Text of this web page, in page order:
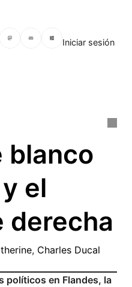
Iniciar sesión
blanco
el
derecha
, Charles Ducal
políticos en Flandes, la